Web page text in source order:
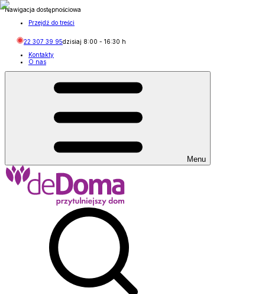
Nawigacja dostępnościowa
Przejdź do treści
22 307 39 95dzisiaj 8:00 - 16:30 h
Kontakty
O nas
Menu